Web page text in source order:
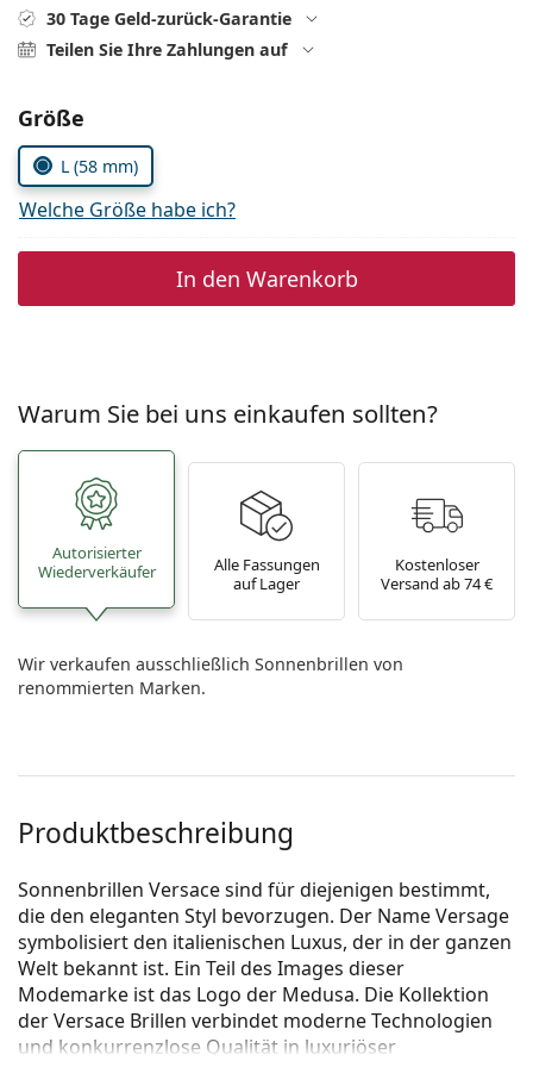
Persol
Prada
Alle Marken
30 Tage Geld-zurück-Garantie
Teilen Sie Ihre Zahlungen auf
Parameter wählen
Größe
L (58 mm)
Welche Größe habe ich?
In den Warenkorb
Warum Sie bei uns einkaufen sollten?
Autorisierter
Wiederverkäufer
Alle Fassungen
auf Lager
Kostenloser
Versand ab 74 €
Wir verkaufen ausschließlich Sonnenbrillen von
renommierten Marken.
Produktbeschreibung
Sonnenbrillen Versace sind für diejenigen bestimmt,
die den eleganten Styl bevorzugen. Der Name Versage
symbolisiert den italienischen Luxus, der in der ganzen
Welt bekannt ist. Ein Teil des Images dieser
Modemarke ist das Logo der Medusa. Die Kollektion
der Versace Brillen verbindet moderne Technologien
und konkurrenzlose Qualität in luxuriöser